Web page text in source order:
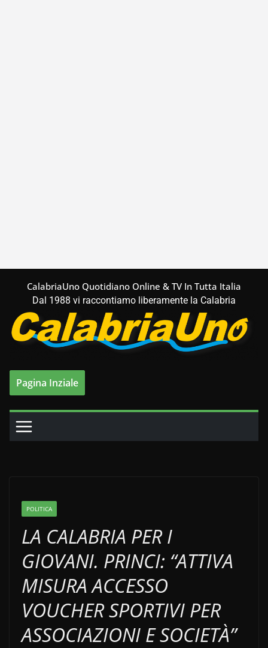
contenuto
CalabriaUno Quotidiano Online & TV In Tutta Italia
Dal 1988 vi raccontiamo liberamente la Calabria
Pagina Inziale
POLITICA
LA CALABRIA PER I
GIOVANI. PRINCI: “ATTIVA
MISURA ACCESSO
VOUCHER SPORTIVI PER
ASSOCIAZIONI E SOCIETÀ”